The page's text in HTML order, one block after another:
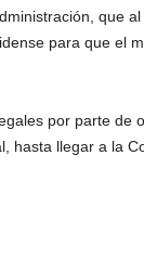
que
para que el
por parte de
hasta llegar a la